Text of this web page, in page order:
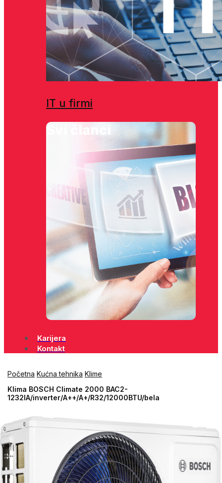
IT u firmi
Svi članci
Karijera
Kontakt
Početna Kućna tehnika Klime
Klima BOSCH Climate 2000 BAC2-
1232IA/inverter/A++/A+/R32/12000BTU/bela